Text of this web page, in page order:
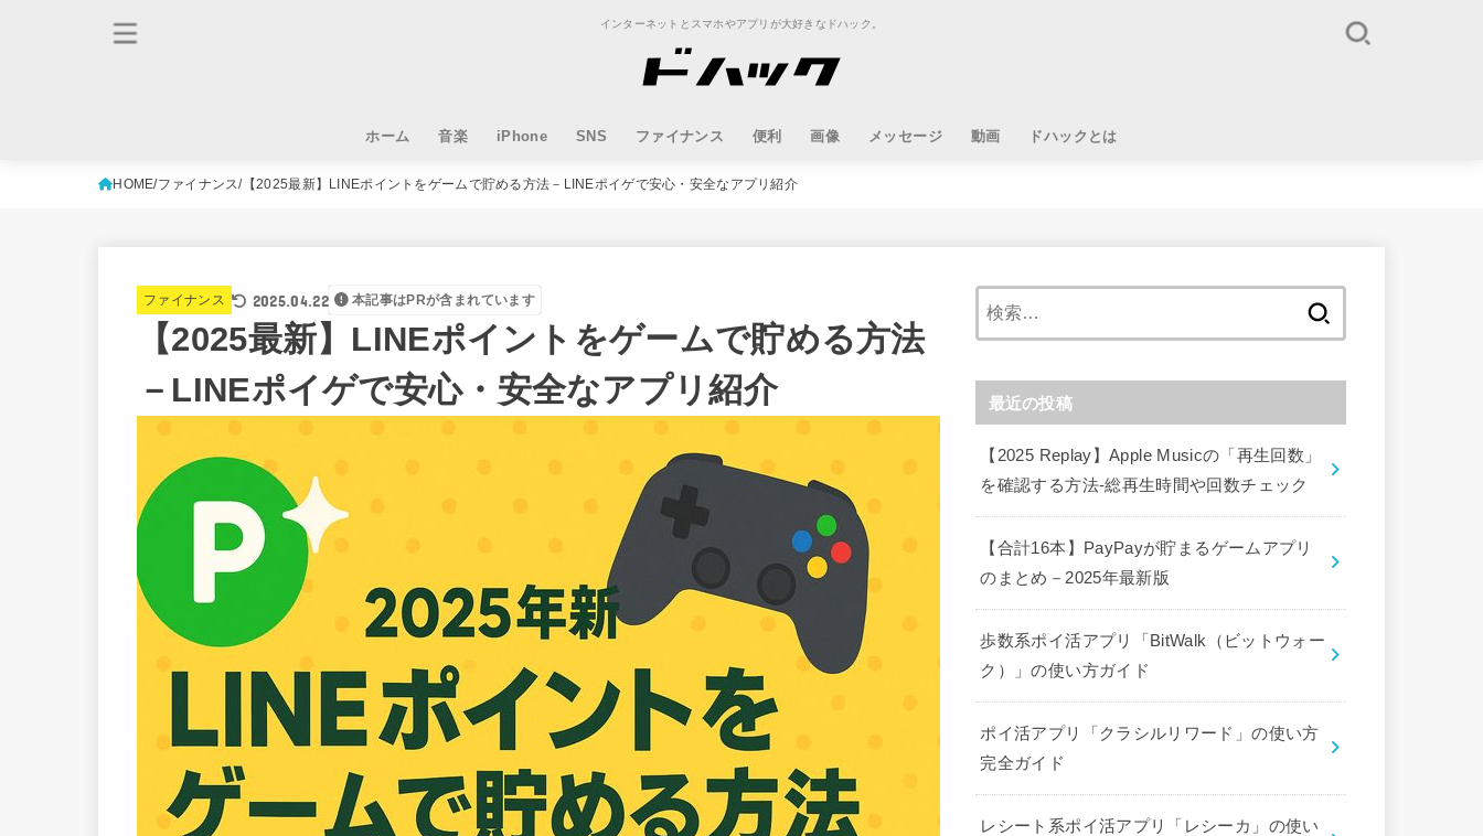
インターネットとスマホやアプリが大好きなドハック。
ホーム 音楽 iPhone SNS ファイナンス 便利 画像 メッセージ 動画 ドハックとは
HOME ファイナンス 【2025最新】LINEポイントをゲームで貯める方法－LINEポイゲで安心・安全なアプリ紹介
ファイナンス 2025.04.22 本記事はPRが含まれています
【2025最新】LINEポイントをゲームで貯める方法
－LINEポイゲで安心・安全なアプリ紹介
最近の投稿
【2025 Replay】Apple Musicの「再生回数」
を確認する方法-総再生時間や回数チェック
【合計16本】PayPayが貯まるゲームアプリ
のまとめ－2025年最新版
歩数系ポイ活アプリ「BitWalk（ビットウォー
ク）」の使い方ガイド
ポイ活アプリ「クラシルリワード」の使い方
完全ガイド
レシート系ポイ活アプリ「レシーカ」の使い